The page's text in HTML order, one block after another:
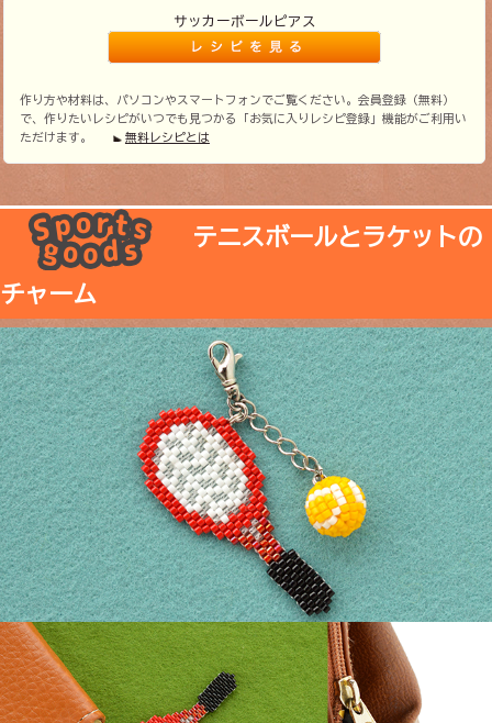
サッカーボールピアス
作り方や材料は、パソコンやスマートフォンでご覧ください。会員登録（無料）
で、作りたいレシピがいつでも見つかる「お気に入りレシピ登録」機能がご利用い
ただけます。
無料レシピとは
テニスボールとラケットの
チャーム